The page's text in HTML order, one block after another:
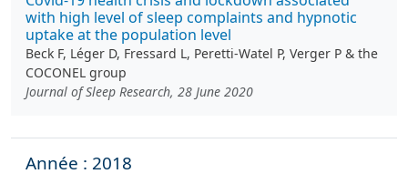
with high level of sleep complaints and hypnotic
uptake at the population level
Beck F, Léger D, Fressard L, Peretti-Watel P, Verger P & the
COCONEL group
Journal of Sleep Research, 28 June 2020
Année : 2018